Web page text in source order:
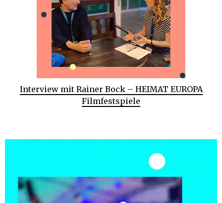
Interview mit Rainer Bock – HEIMAT EUROPA
Filmfestspiele